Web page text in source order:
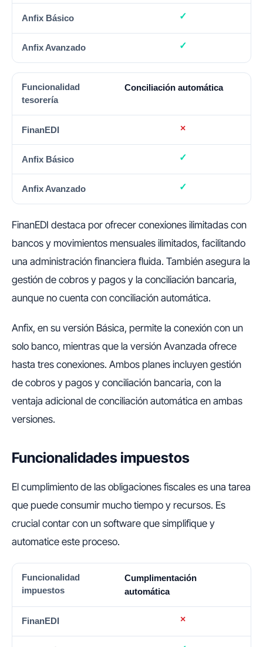
Conciliación automática
FinanEDI destaca por ofrecer conexiones ilimitadas con
bancos y movimientos mensuales ilimitados, facilitando
una administración financiera fluida. También asegura la
gestión de cobros y pagos y la conciliación bancaria,
aunque no cuenta con conciliación automática.
Anfix, en su versión Básica, permite la conexión con un
solo banco, mientras que la versión Avanzada ofrece
hasta tres conexiones. Ambos planes incluyen gestión
de cobros y pagos y conciliación bancaria, con la
ventaja adicional de conciliación automática en ambas
versiones.
Funcionalidades impuestos
El cumplimiento de las obligaciones fiscales es una tarea
que puede consumir mucho tiempo y recursos. Es
crucial contar con un software que simplifique y
automatice este proceso.
FUNCIONALIDAD IMPUESTOS FINANEDI
Cumplimentación
automática